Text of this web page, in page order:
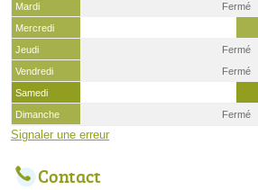
Mardi
Fermé
Mercredi
Jeudi
Fermé
Vendredi
Fermé
Samedi
Dimanche
Fermé
Signaler une erreur
Contact